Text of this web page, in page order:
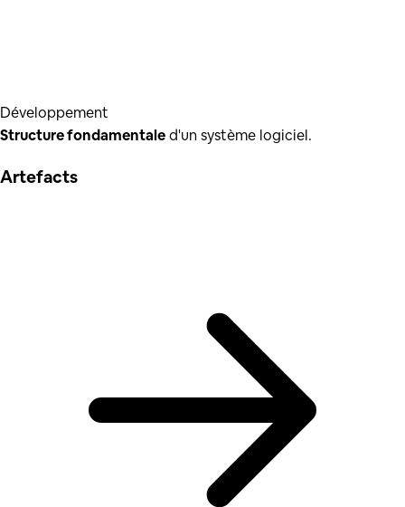
Développement
Structure fondamentaled'un système logiciel.
Artefacts